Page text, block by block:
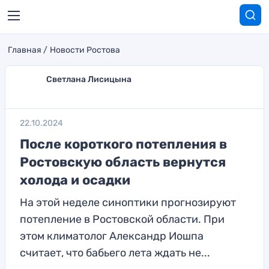
Главная Новости Ростова
Светлана Лисицына
22.10.2024
После короткого потепления в
Ростовскую область вернутся
холода и осадки
На этой неделе синоптики прогнозируют
потепление в Ростовской области. При
этом климатолог Александр Иошпа
считает, что бабьего лета ждать не...